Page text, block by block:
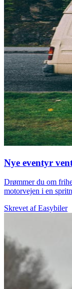
Nye eventyr
Drømmer du om
motorvejen i en
Skrevet afEasybiler